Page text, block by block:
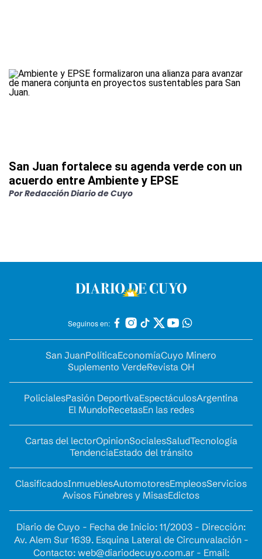
San Juan fortalece su agenda verde con un
acuerdo entre Ambiente y EPSE
PorRedacción Diario de Cuyo
Seguinos en:
San JuanPolíticaEconomíaCuyo Minero
Suplemento VerdeRevista OH
PolicialesPasión DeportivaEspectáculosArgentina
El MundoRecetasEn las redes
Cartas del lectorOpinionSocialesSaludTecnología
TendenciaEstado del tránsito
ClasificadosInmueblesAutomotoresEmpleosServicios
Avisos Fúnebres y MisasEdictos
Diario de Cuyo - Fecha de Inicio: 11/2003 - Dirección:
Av. Alem Sur 1639. Esquina Lateral de Circunvalación -
Contacto: web@diariodecuyo.com.ar- Email: